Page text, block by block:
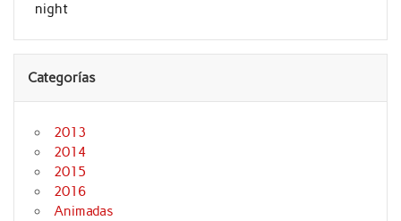
night
Categorías
2013
2014
2015
2016
Animadas